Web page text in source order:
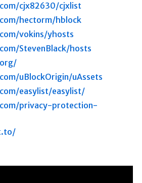
cjx82630/cjxlist
hectorm/hblock
vokins/yhosts
StevenBlack/hosts
uBlockOrigin/uAssets
easylist/easylist/
privacy-protection-